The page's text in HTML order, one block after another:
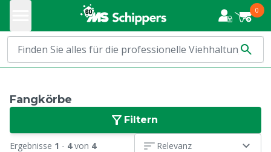
0
Fangkörbe
Filtern
Ergebnisse 1 - 4von 4 Relevanz